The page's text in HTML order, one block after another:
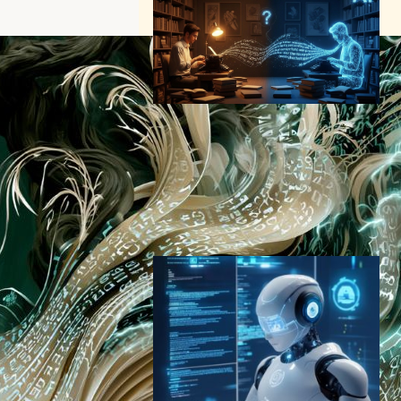
AI文学が人間を超えた日 –
ChatGPT生成作品を読者が支
持、著作権法に影響も
AI（人工知能）ニュース｜
テクノロジーと社会ニュース
著作権
2025年10月22日7:29